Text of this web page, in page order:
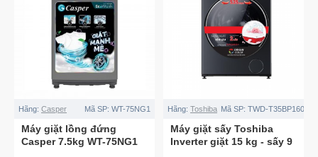
Hãng: Casper Mã SP: WT-75NG1
Máy giặt lồng đứng
Casper 7.5kg WT-75NG1
Hãng: Toshiba Mã SP: TWD-
Máy giặt sấy Toshiba
Inverter giặt 15 kg - sấy 9